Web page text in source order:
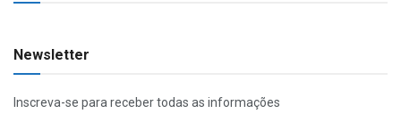
Newsletter
Inscreva-se para receber todas as informações